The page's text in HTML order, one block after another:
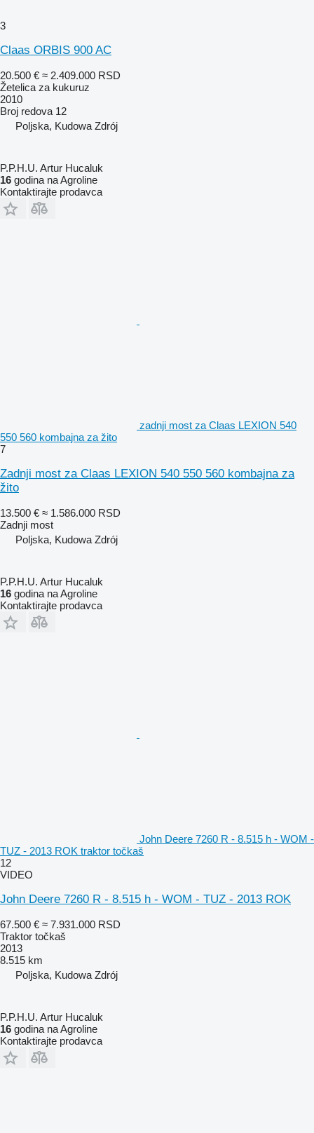
3
Claas ORBIS 900 AC
20.500 € ≈ 2.409.000 RSD
Žetelica za kukuruz
2010
Broj redova 12
Poljska, Kudowa Zdrój
P.P.H.U. Artur Hucaluk
16 godina na Agroline
Kontaktirajte prodavca
zadnji most za Claas LEXION 540
550 560 kombajna za žito
7
Zadnji most za Claas LEXION 540 550 560 kombajna za
žito
13.500 € ≈ 1.586.000 RSD
Zadnji most
Poljska, Kudowa Zdrój
P.P.H.U. Artur Hucaluk
16 godina na Agroline
Kontaktirajte prodavca
John Deere 7260 R - 8.515 h - WOM -
TUZ - 2013 ROK traktor točkaš
12
VIDEO
John Deere 7260 R - 8.515 h - WOM - TUZ - 2013 ROK
67.500 € ≈ 7.931.000 RSD
Traktor točkaš
2013
8.515 km
Poljska, Kudowa Zdrój
P.P.H.U. Artur Hucaluk
16 godina na Agroline
Kontaktirajte prodavca